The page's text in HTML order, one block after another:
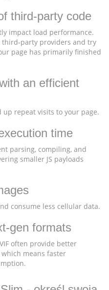
third-party code
impact load performance.
party providers and try
page has primarily finished
an efficient
up repeat visits to your page.
time
parsing, compiling, and
smaller JS payloads
consume less cellular data.
gen formats
often provide better
which means faster